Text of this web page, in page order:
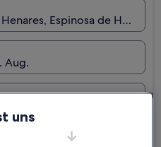
Espinosa de
Aug.
uns